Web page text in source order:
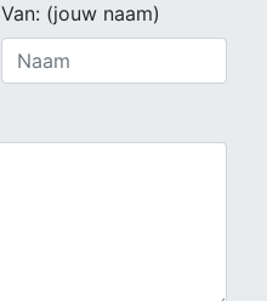
Van: (jouw naam)